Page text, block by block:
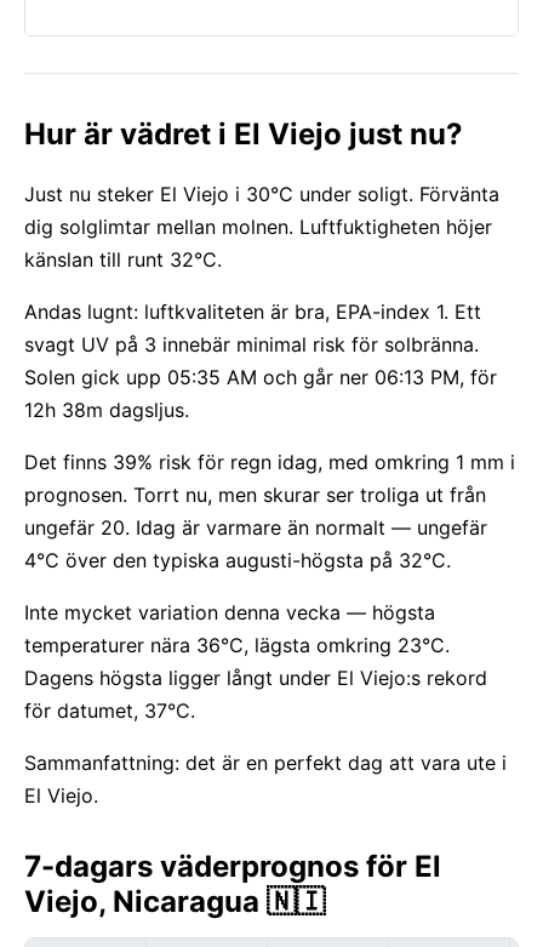
Hur är vädret i El Viejo just nu?
Just nu steker El Viejo i 30°C under soligt. Förvänta
dig solglimtar mellan molnen. Luftfuktigheten höjer
känslan till runt 32°C.
Andas lugnt: luftkvaliteten är bra, EPA-index 1. Ett
svagt UV på 3 innebär minimal risk för solbränna.
Solen gick upp 05:35 AM och går ner 06:13 PM, för
12h 38m dagsljus.
Det finns 39% risk för regn idag, med omkring 1 mm i
prognosen. Torrt nu, men skurar ser troliga ut från
ungefär 20. Idag är varmare än normalt — ungefär
4°C över den typiska augusti-högsta på 32°C.
Inte mycket variation denna vecka — högsta
temperaturer nära 36°C, lägsta omkring 23°C.
Dagens högsta ligger långt under El Viejo:s rekord
för datumet, 37°C.
Sammanfattning: det är en perfekt dag att vara ute i
El Viejo.
7-dagars väderprognos för El
Viejo, Nicaragua 🇳🇮